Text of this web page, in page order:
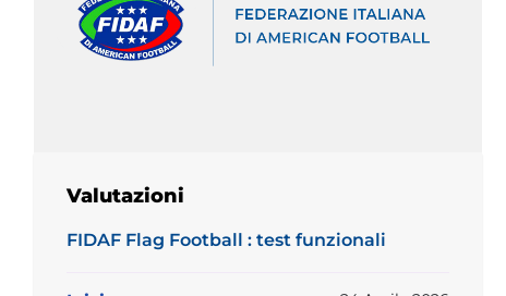
Valutazioni
FIDAF Flag Football : test funzionali